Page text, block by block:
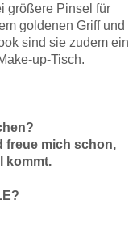
größere Pinsel für
goldenen Griff und
sind sie zudem ein
up-Tisch.
freue mich schon,
kommt.